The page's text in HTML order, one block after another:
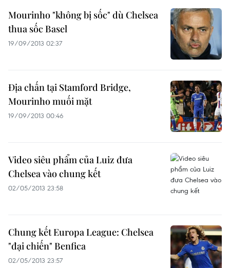
Mourinho "không bị sốc" dù Chelsea
thua sốc Basel
19/09/2013 02:37
Địa chấn tại Stamford Bridge,
Mourinho muối mặt
19/09/2013 00:46
Video siêu phẩm của Luiz đưa
Chelsea vào chung kết
02/05/2013 23:58
Chung kết Europa League: Chelsea
"đại chiến" Benfica
02/05/2013 23:57